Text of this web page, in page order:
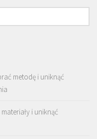
metodę i uniknąć
i uniknąć